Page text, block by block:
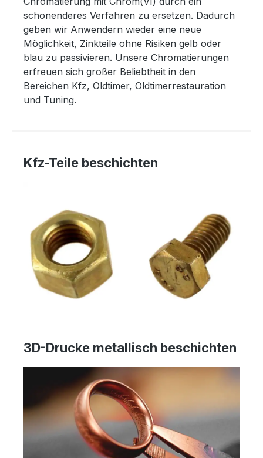
schonenderes Verfahren zu ersetzen. Dadurch
geben wir Anwendern wieder eine neue
Möglichkeit, Zinkteile ohne Risiken gelb oder
blau zu passivieren. Unsere Chromatierungen
erfreuen sich großer Beliebtheit in den
Bereichen Kfz, Oldtimer, Oldtimerrestauration
und Tuning.
Kfz-Teile beschichten
3D-Drucke metallisch beschichten